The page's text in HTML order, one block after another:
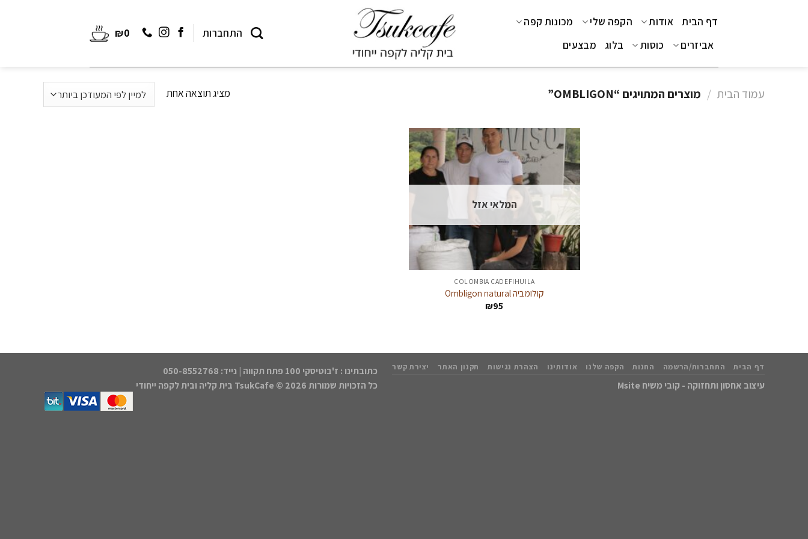
דף הבית אודות הקפה שלי
מכונות קפה
אביזרים
כוסות בלוג מבצעים
התחברות ₪0
עמוד הבית / מוצרים המתויגים “OMBLIGON” מציג תוצאה אחת
המלאי אזל
COLOMBIA CADEFIHUILA
קולומביה Ombligon natural
₪95
כתובתינו : ז'בוטיסקי 100 פתח תקווה | נייד: 050-8552768
כל הזכויות שמורות 2026 ©
TsukCafe בית קליה ובית לקפה ייחודי
דף הבית התחברות/הרשמה החנות הקפה שלנו אודותינו הצהרת נגישות תקנון האתר יצירת קשר
עיצוב אחסון ותחזוקה - קובי משיח Msite